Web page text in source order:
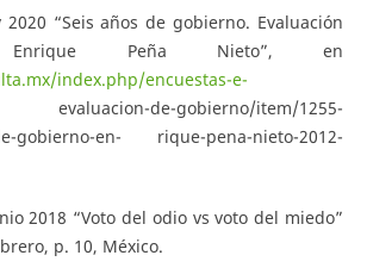
“Seis años de gobierno. Evaluación
Peña Nieto”, en
index.php/encuestas-e-
de-gobierno/item/1255-
gobierno-en- rique-pena-nieto-2012-
2018 “Voto del odio vs voto del miedo”
p. 10, México.